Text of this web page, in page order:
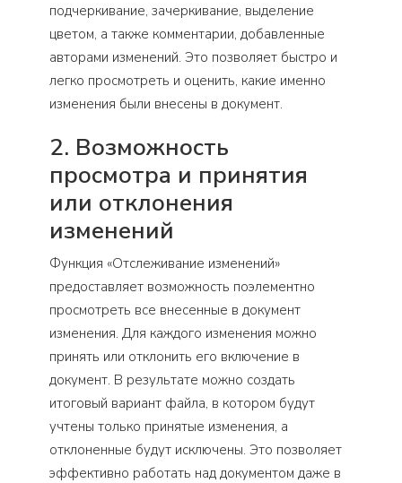
подчеркивание, зачеркивание, выделение
цветом, а также комментарии, добавленные
авторами изменений. Это позволяет быстро и
легко просмотреть и оценить, какие именно
изменения были внесены в документ.
2. Возможность
просмотра и принятия
или отклонения
изменений
Функция «Отслеживание изменений»
предоставляет возможность поэлементно
просмотреть все внесенные в документ
изменения. Для каждого изменения можно
принять или отклонить его включение в
документ. В результате можно создать
итоговый вариант файла, в котором будут
учтены только принятые изменения, а
отклоненные будут исключены. Это позволяет
эффективно работать над документом даже в